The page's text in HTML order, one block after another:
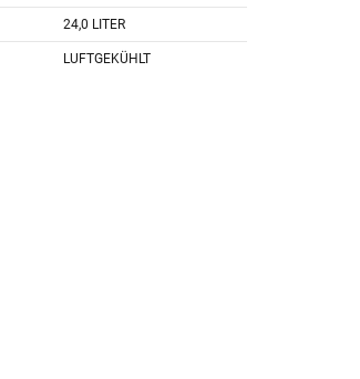
24,0 LITER
LUFTGEKÜHLT